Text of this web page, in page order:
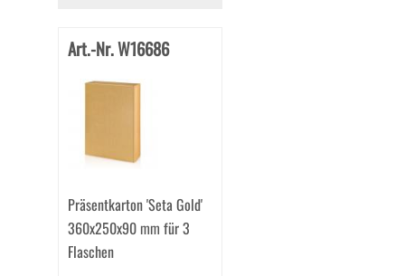
Art.-Nr. W16686
Präsentkarton 'Seta Gold'
360x250x90 mm für 3
Flaschen